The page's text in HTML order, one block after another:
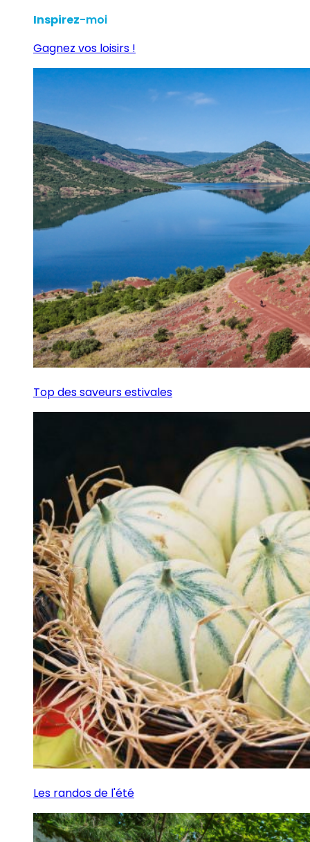
Inspirez-moi
Gagnez vos loisirs !
Top des saveurs estivales
Les randos de l'été